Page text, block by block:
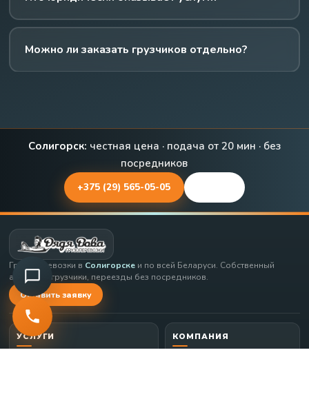
Можно ли заказать грузчиков отдельно?
Солигорск: честная цена · подача от 20 мин · без
посредников
+375 (29) 565-05-05
Грузоперевозки в Солигорске и по всей Беларуси. Собственный
автопарк, грузчики, переезды без посредников.
Оставить заявку
УСЛУГИ КОМПАНИЯ